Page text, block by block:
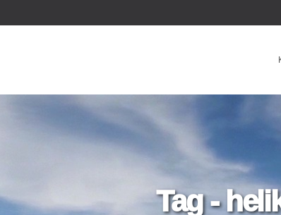
Tag -